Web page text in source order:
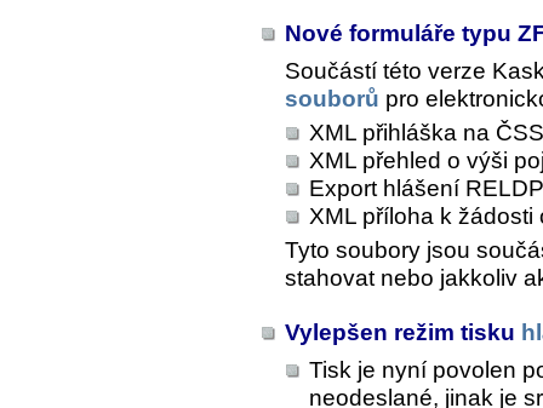
Nové formuláře typu
Součástí této verze
souborů pro
XML přihláška na
XML přehled o výši
Export hlášení
XML příloha k žádosti
Tyto soubory jsou
stahovat nebo jakkoliv
Vylepšen režim tisku
Tisk je nyní povolen
neodeslané, jinak je